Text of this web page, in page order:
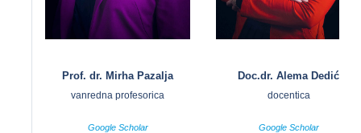
Prof. dr. Mirha Pazalja
vanredna profesorica
Google Scholar
Doc.dr. Alema Dedić
docentica
Google Scholar